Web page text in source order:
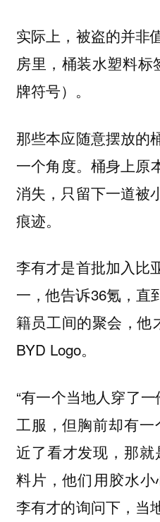
实际上，被盗的并非
房里，桶装水塑料标
牌符号）。
那些本应随意摆放的
一个角度。桶身上原
消失，只留下一道被
痕迹。
李有才是首批加入比
一，他告诉36氪，直
籍员工间的聚会，他
BYD Logo。
“有一个当地人穿了
工服，但胸前却有
近了看才发现，那
料片，他们用胶水
李有才的询问下，当